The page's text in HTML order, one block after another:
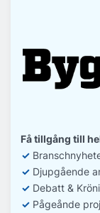
Få tillgång till
✓
✓ Djupgående
✓ Debatt &
✓ Pågeånde